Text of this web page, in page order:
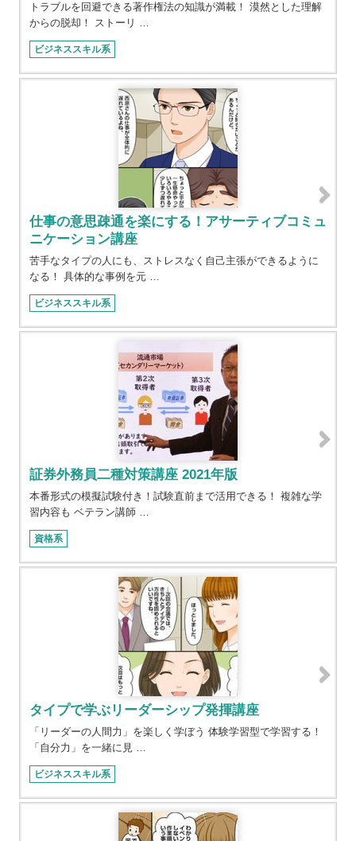
トラブルを回避できる著作権法の知識が満載！ 漠然とした理解
からの脱却！ ストーリ …
ビジネススキル系
仕事の意思疎通を楽にする！アサーティブコミュ
ニケーション講座
苦手なタイプの人にも、ストレスなく自己主張ができるように
なる！ 具体的な事例を元 …
ビジネススキル系
証券外務員二種対策講座 2021年版
本番形式の模擬試験付き！試験直前まで活用できる！ 複雑な学
習内容も ベテラン講師 …
資格系
タイプで学ぶリーダーシップ発揮講座
「リーダーの人間力」を楽しく学ぼう 体験学習型で学習する！
「自分力」を一緒に見 …
ビジネススキル系